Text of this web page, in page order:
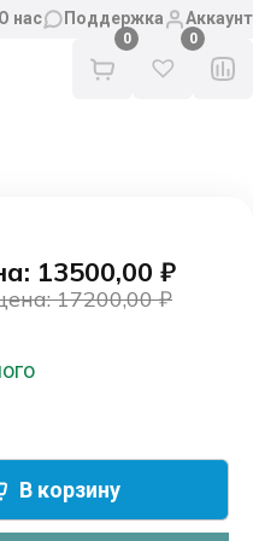
О нас Поддержка Аккаунт
0
17200,00₽
13500,00 ₽
В корзину